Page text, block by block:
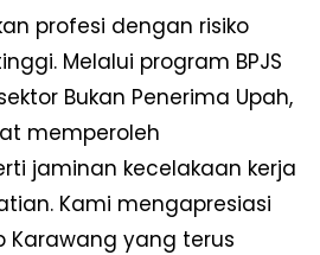
profesi dengan risiko
Melalui program BPJS
Bukan Penerima Upah,
memperoleh
jaminan kecelakaan kerja
Kami mengapresiasi
Karawang yang terus